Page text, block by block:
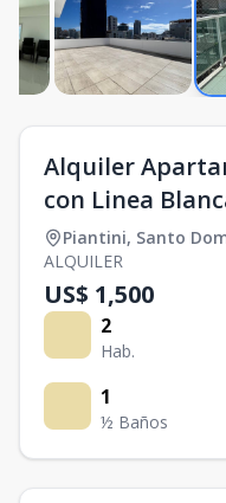
Alquiler
con Linea
Piantini, Santo
ALQUILER
US$ 1,500
2
Hab.
1
½ Baños